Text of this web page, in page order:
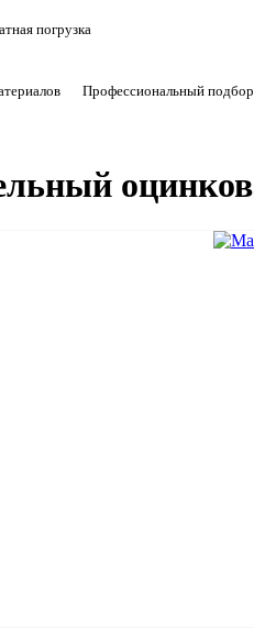
погрузка
Профессиональный